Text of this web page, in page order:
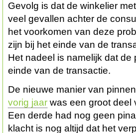
Gevolg is dat de winkelier
veel gevallen achter de
het voorkomen van deze
zijn bij het einde van de
Het nadeel is namelijk dat
einde van de transactie.
De nieuwe manier van
vorig jaar was een groot deel
Een derde had nog geen
klacht is nog altijd dat het